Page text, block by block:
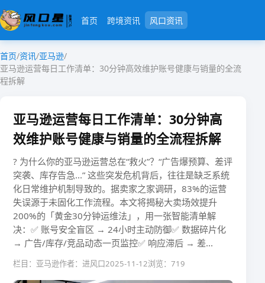
首页 跨境资讯 风口资讯
首页/资讯/亚马逊/
亚马逊运营每日工作清单：30分钟高效维护账号健康与销量的全流
程拆解
亚马逊运营每日工作清单：30分钟高
效维护账号健康与销量的全流程拆解
? 为什么你的亚马逊运营总在“救火”？“广告爆预算、差评
突袭、库存告急...” 这些突发危机背后，往往是​​缺乏系统
化日常维护机制​​导致的。据卖家之家调研，83%的运营
失误源于未固化工作流程。本文将揭秘大卖场效提升
200%的「黄金30分钟运维法」，用一张智能清单解
决：✅ ​​账号安全盲区​​ → 24小时主动防御✅ ​​数据碎片化​​
→ 广告/库存/竞品动态一页监控✅ ​​响应滞后​​ → 差...
栏目：亚马逊作者：进风口2025-11-12浏览：719